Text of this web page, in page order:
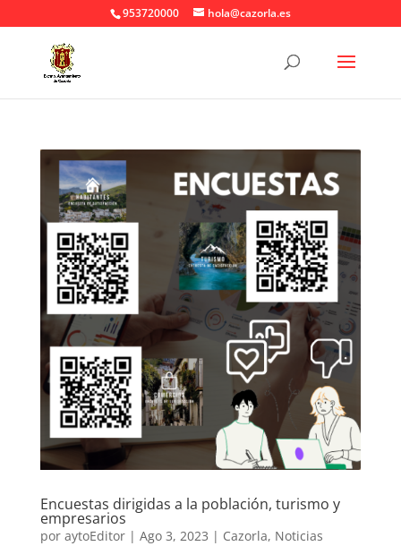
953720000 hola@cazorla.es
Encuestas dirigidas a la población, turismo y
empresarios
por aytoEditor| Ago 3, 2023 | Cazorla, Noticias